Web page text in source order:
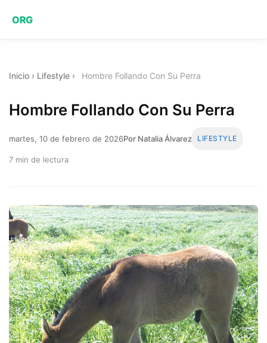
ORG
Inicio › Lifestyle › Hombre Follando Con Su Perra
Hombre Follando Con Su Perra
martes, 10 de febrero de 2026Por Natalia Álvarez LIFESTYLE
7 min de lectura